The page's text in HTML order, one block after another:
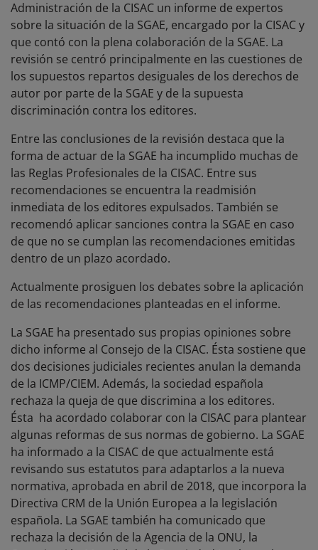
Administración de la CISAC un informe de expertos
sobre la situación de la SGAE, encargado por la CISAC y
que contó con la plena colaboración de la SGAE. La
revisión se centró principalmente en las cuestiones de
los supuestos repartos desiguales de los derechos de
autor por parte de la SGAE y de la supuesta
discriminación contra los editores.
Entre las conclusiones de la revisión destaca que la
forma de actuar de la SGAE ha incumplido muchas de
las Reglas Profesionales de la CISAC. Entre sus
recomendaciones se encuentra la readmisión
inmediata de los editores expulsados. También se
recomendó aplicar sanciones contra la SGAE en caso
de que no se cumplan las recomendaciones emitidas
dentro de un plazo acordado.
Actualmente prosiguen los debates sobre la aplicación
de las recomendaciones planteadas en el informe.
La SGAE ha presentado sus propias opiniones sobre
dicho informe al Consejo de la CISAC. Ésta sostiene que
dos decisiones judiciales recientes anulan la demanda
de la ICMP/CIEM. Además, la sociedad española
rechaza la queja de que discrimina a los editores.
Ésta ha acordado colaborar con la CISAC para plantear
algunas reformas de sus normas de gobierno. La SGAE
ha informado a la CISAC de que actualmente está
revisando sus estatutos para adaptarlos a la nueva
normativa, aprobada en abril de 2018, que incorpora la
Directiva CRM de la Unión Europea a la legislación
española. La SGAE también ha comunicado que
rechaza la decisión de la Agencia de la ONU, la